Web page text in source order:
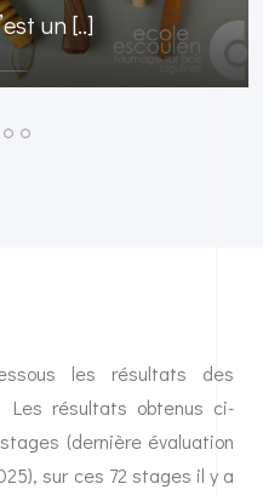
un [..]
les résultats des
résultats obtenus ci-
(dernière évaluation
sur ces 72 stages il y a